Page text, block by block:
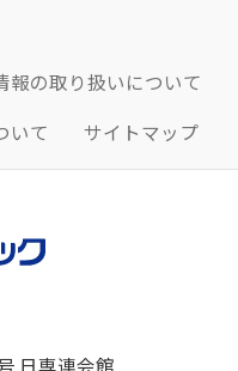
報の取り扱いについて
いて
サイトマップ
日専連会館